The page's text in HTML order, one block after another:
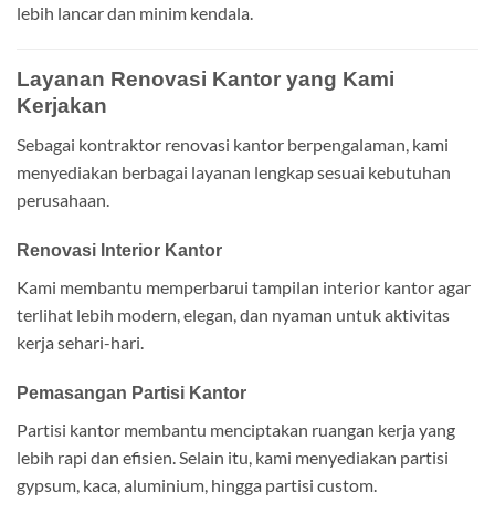
lebih lancar dan minim kendala.
Layanan Renovasi Kantor yang Kami
Kerjakan
Sebagai kontraktor renovasi kantor berpengalaman, kami
menyediakan berbagai layanan lengkap sesuai kebutuhan
perusahaan.
Renovasi Interior Kantor
Kami membantu memperbarui tampilan interior kantor agar
terlihat lebih modern, elegan, dan nyaman untuk aktivitas
kerja sehari-hari.
Pemasangan Partisi Kantor
Partisi kantor membantu menciptakan ruangan kerja yang
lebih rapi dan efisien. Selain itu, kami menyediakan partisi
gypsum, kaca, aluminium, hingga partisi custom.